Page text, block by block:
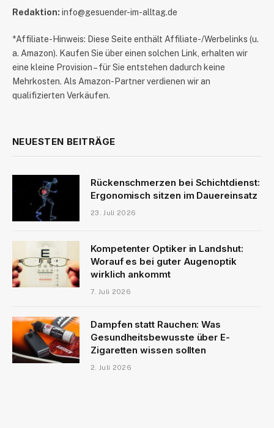
Redaktion: info@gesuender-im-alltag.de
*Affiliate-Hinweis: Diese Seite enthält Affiliate-/Werbelinks (u.
a. Amazon). Kaufen Sie über einen solchen Link, erhalten wir
eine kleine Provision – für Sie entstehen dadurch keine
Mehrkosten. Als Amazon-Partner verdienen wir an
qualifizierten Verkäufen.
NEUESTEN BEITRÄGE
Rückenschmerzen bei Schichtdienst:
Ergonomisch sitzen im Dauereinsatz
23. Juli 2026
Kompetenter Optiker in Landshut:
Worauf es bei guter Augenoptik
wirklich ankommt
7. Juli 2026
Dampfen statt Rauchen: Was
Gesundheitsbewusste über E-
Zigaretten wissen sollten
2. Juli 2026